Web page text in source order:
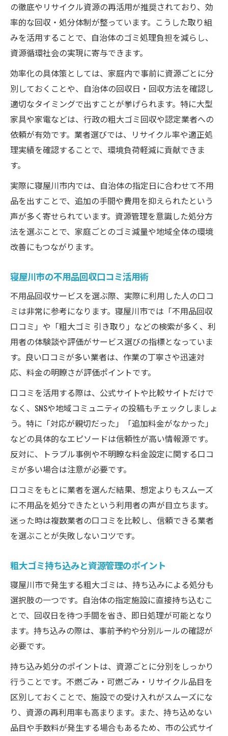
リサイクル視点で考える不用品回収
資源管理と両立するリサイクル回収法
寝屋川市の不用品回収で資源循環を実現
ス
無料回収を活かしたリサイクルの工夫
大阪市の不用品回収で資源を活用する方法
効率化を叶える回収方法の選び方
不用品回収で効率的な資源管理を実現
持ち込みと引き取りの効率的な選択術
無料サービスを使った効率的な回収法
大阪市の不用品回収で効率化を図るコツ
口コミ活用で安心の回収体験へ
不用品回収口コミで安心できる選び方
粗大ゴミ引き取り口コミから学ぶ注意点
無料回収口コミの活きた活用方法
大阪市で信頼できる回収業者の見極め方
無駄なく片付ける資源活用テクニック
不用品回収で無駄を省く資源活用術
寝屋川市の資源管理で無駄なく片付ける方
法
口コミを活かした効率的な片付け術
粗大ゴミ持ち込みで資源を有効活用
無料サービスで無駄なく資源管理を実現
の徹底やリサイクル資源の再活用が推奨されており、効
率的な回収・処分体制が整っています。こうした取り組
みを活用することで、自治体のゴミ処理負担を減らし、
資源循環社会の実現に寄与できます。
効率化の具体策としては、家庭内で事前に資源ごとに分
別しておくことや、自治体の回収日・回収方法を確認し
適切なタイミングで出すことが挙げられます。特に大型
家具や家電などは、行政の粗大ゴミ回収や認定業者への
依頼が有効です。業者選びでは、リサイクル率や適正処
理実績を確認することで、環境負荷軽減に貢献できま
す。
実際に寝屋川市内では、自治体の指定日に合わせて不用
品を出すことで、追加の手間や費用を抑えられたという
声が多く寄せられています。資源管理を意識した処分方
法を選ぶことで、家庭ごとのゴミ減量や地域全体の環境
改善にもつながります。
寝屋川市の不用品回収口コミ活用術
不用品回収サービスを選ぶ際、実際に利用した人の口コ
ミは非常に参考になります。寝屋川市では「不用品回収
口コミ」や「粗大ゴミ 引き取り」などの検索が多く、利
用者の体験談や評価がサービス選びの指標となっていま
す。良い口コミが多い業者は、作業の丁寧さや迅速対
応、料金の明瞭さが評価ポイントです。
口コミを活用する際は、公式サイトや比較サイトだけで
なく、SNSや地域コミュニティの投稿もチェックしましょ
う。特に「対応が親切だった」「追加料金がなかった」
などの具体的なエピソードは信頼性が高い情報源です。
反対に、トラブル事例や不明瞭な料金設定に関する口コ
ミが多い場合は注意が必要です。
口コミをもとに業者を選んだ結果、想定よりもスムーズ
に不用品を処分できたという利用者の声が目立ちます。
迷った時は複数業者の口コミを比較し、信頼できる業者
を選ぶことが失敗しないコツです。
粗大ゴミ持ち込みと資源管理のポイント
寝屋川市で発生する粗大ゴミは、持ち込みによる処分も
選択肢の一つです。自治体の指定施設に直接持ち込むこ
とで、回収日を待つ手間を省き、即日処理が可能となり
ます。持ち込みの際は、事前予約や分別ルールの確認が
必要です。
持ち込み処分のポイントは、資源ごとに分別をしっかり
行うことです。不燃ごみ・可燃ごみ・リサイクル品目を
区別しておくことで、施設での受け入れがスムーズにな
り、資源の再利用率も高まります。また、持ち込めない
品目や手数料が発生する場合もあるため、市の公式サイ